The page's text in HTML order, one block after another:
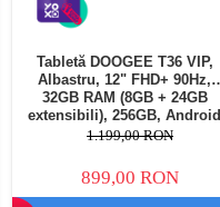
Tabletă DOOGEE T36 VIP,
Albastru, 12" FHD+ 90Hz,
32GB RAM (8GB + 24GB
extensibili), 256GB, Android
15, 8800mAh, Dual SIM
1.199,00 RON
899,00 RON